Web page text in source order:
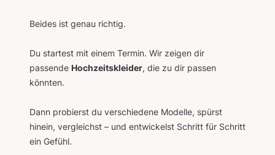
Beides ist genau richtig.
Du startest mit einem Termin. Wir zeigen dir
passende Hochzeitskleider, die zu dir passen
könnten.
Dann probierst du verschiedene Modelle, spürst
hinein, vergleichst – und entwickelst Schritt für Schritt
ein Gefühl.